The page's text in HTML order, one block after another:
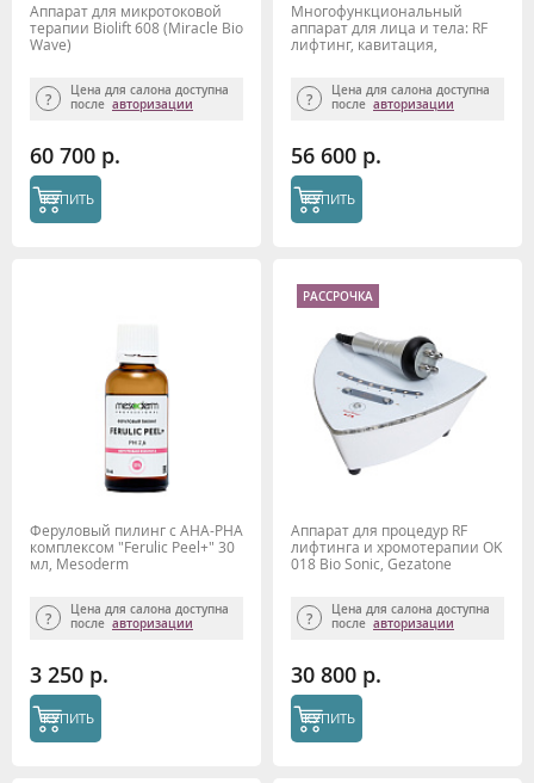
Аппарат для микротоковой
терапии Biolift 608 (Miracle Bio
Wave)
Цена для салона доступна
после авторизации
60 700 р.
КУПИТЬ
Многофункциональный
аппарат для лица и тела: RF
лифтинг, кавитация,
Цена для салона доступна
после авторизации
56 600 р.
КУПИТЬ
Феруловый пилинг с АНА-РНА
комплексом "Ferulic Peel+" 30
мл, Mesoderm
Цена для салона доступна
после авторизации
3 250 р.
КУПИТЬ
Аппарат для процедур RF
лифтинга и хромотерапии OK
018 Bio Sonic, Gezatone
Цена для салона доступна
после авторизации
30 800 р.
КУПИТЬ
РАССРОЧКА